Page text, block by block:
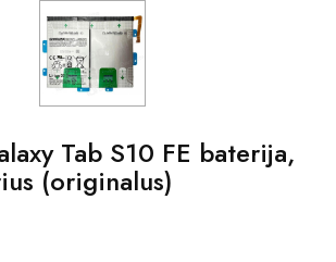
Tab S10 FE baterija,
(originalus)